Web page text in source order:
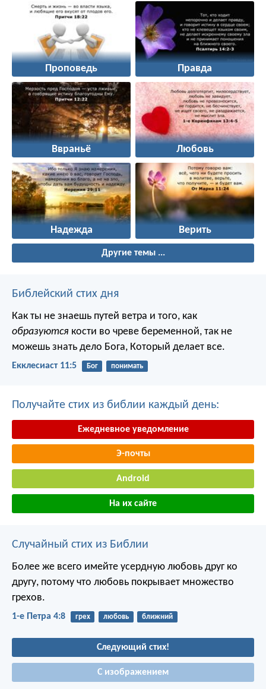
Проповедь Правда
Ввраньё Любовь
Надежда Верить
Другие темы ...
Библейский стих дня
Как ты не знаешь путей ветра и того, как
образуются кости во чреве беременной, так не
можешь знать дело Бога, Который делает все.
Екклесиаст 11:5 Бог понимать
Получайте стих из библии каждый день:
Ежедневное уведомление
Э-почты
Android
На их сайте
Случайный стих из Библии
Более же всего имейте усердную любовь друг ко
другу, потому что любовь покрывает множество
грехов.
1-е Петра 4:8 грех любовь ближний
Следующий стих!
С изображением